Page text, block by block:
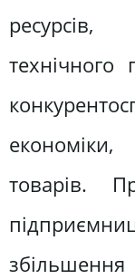
ресурсів,
технічного
товарів.
збільшення